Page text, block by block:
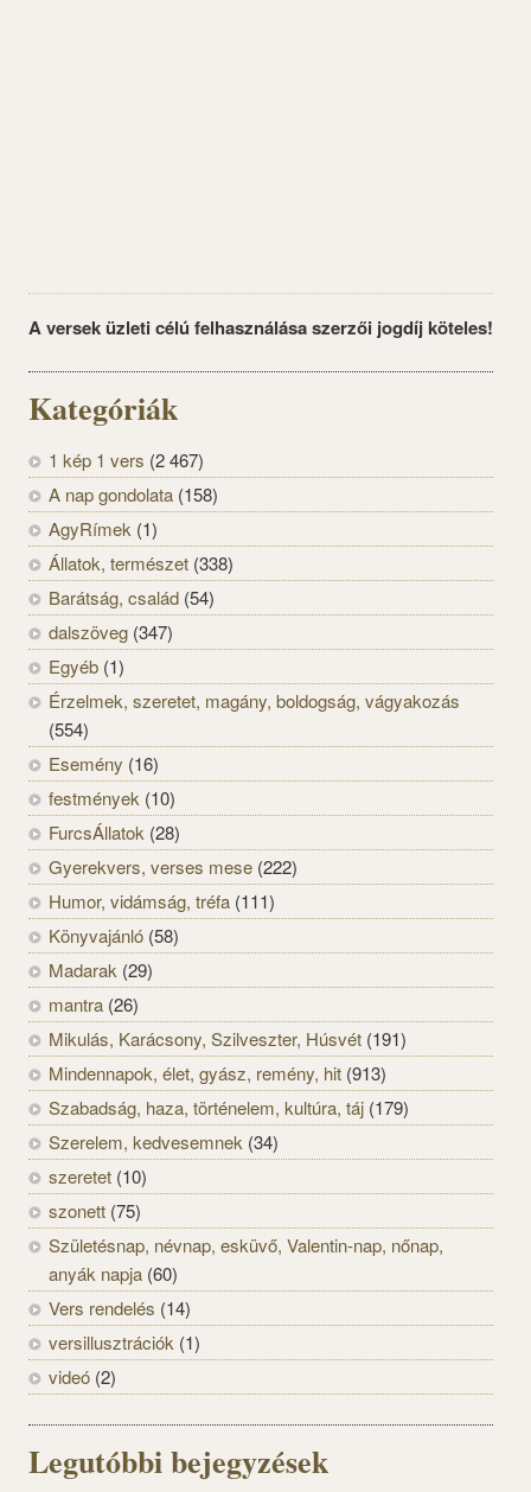
A versek üzleti célú felhasználása szerzői jogdíj köteles!
Kategóriák
1 kép 1 vers (2 467)
A nap gondolata (158)
AgyRímek (1)
Állatok, természet (338)
Barátság, család (54)
dalszöveg (347)
Egyéb (1)
Érzelmek, szeretet, magány, boldogság, vágyakozás
(554)
Esemény (16)
festmények (10)
FurcsÁllatok (28)
Gyerekvers, verses mese (222)
Humor, vidámság, tréfa (111)
Könyvajánló (58)
Madarak (29)
mantra (26)
Mikulás, Karácsony, Szilveszter, Húsvét (191)
Mindennapok, élet, gyász, remény, hit (913)
Szabadság, haza, történelem, kultúra, táj (179)
Szerelem, kedvesemnek (34)
szeretet (10)
szonett (75)
Születésnap, névnap, esküvő, Valentin-nap, nőnap,
anyák napja (60)
Vers rendelés (14)
versillusztrációk (1)
videó (2)
Legutóbbi bejegyzések